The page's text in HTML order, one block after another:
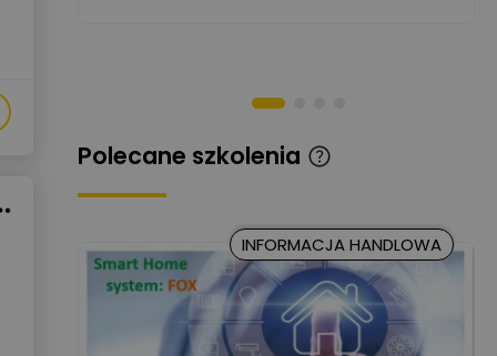
Piotr Muskała
Ekspert Prawnik
Marcin Nowicki
Ekspert mgr. inż. elektryk,
TIM SA
Zadaj pytanie
Polecane szkolenia
INFORMACJA HANDLOWA